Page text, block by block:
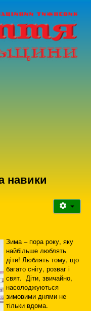
навики
Зима – пора року, яку
найбільше люблять
діти! Люблять тому, що
багато снігу, розваг і
свят. Діти, звичайно,
насолоджуються
зимовими днями не
тільки вдома.